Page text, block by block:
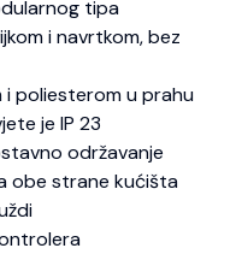
tipa
i navrtkom, bez
poliesterom u prahu
je IP 23
održavanje
obe strane kućišta